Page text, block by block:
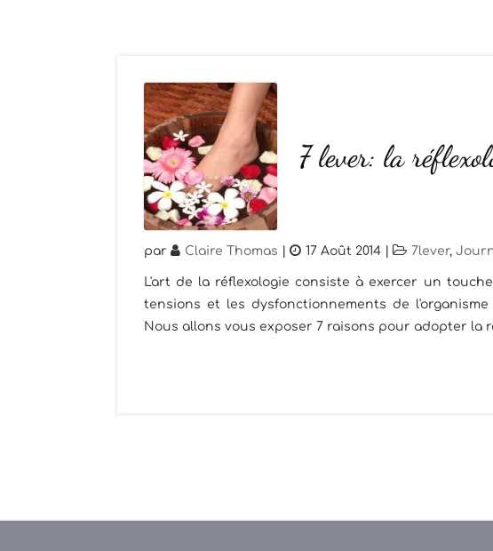
7 lever: la
par Claire Thomas 17 Août 2014 7lever,
L'art de la réflexologie consiste à exercer un
tensions et les dysfonctionnements de
Nous allons vous exposer 7 raisons pour adopter la